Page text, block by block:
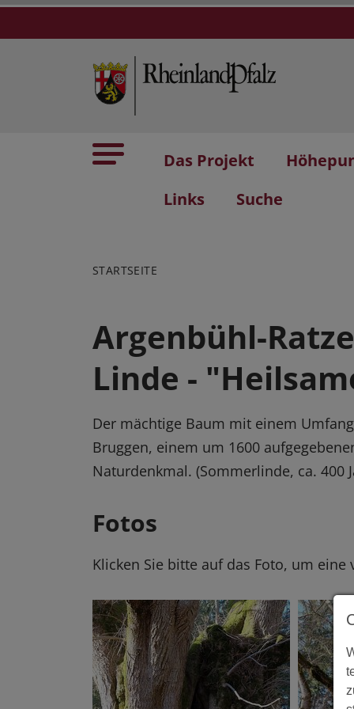
Das Projekt
Links
Suche
STARTSEITE
Argenbühl-
Linde -
Der mächtige Baum mit einem
Bruggen, einem um 1600
Naturdenkmal. (Sommerlinde, ca. 400
Fotos
Klicken Sie bitte auf das Foto, um